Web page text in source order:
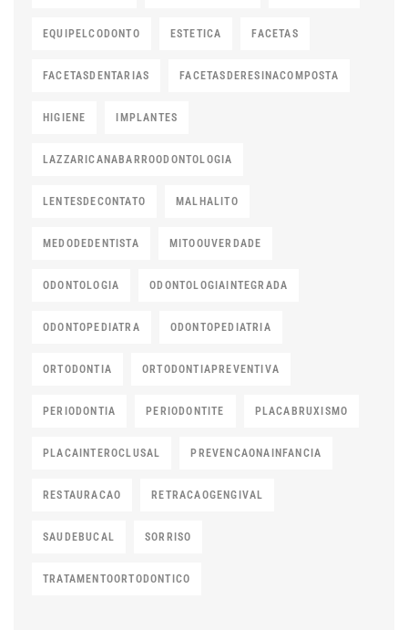
EQUIPELCODONTO ESTETICA FACETAS
FACETASDENTARIAS FACETASDERESINACOMPOSTA
HIGIENE IMPLANTES
LAZZARICANABARROODONTOLOGIA
LENTESDECONTATO MALHALITO
MEDODEDENTISTA MITOOUVERDADE
ODONTOLOGIA ODONTOLOGIAINTEGRADA
ODONTOPEDIATRA ODONTOPEDIATRIA
ORTODONTIA ORTODONTIAPREVENTIVA
PERIODONTIA PERIODONTITE PLACABRUXISMO
PLACAINTEROCLUSAL PREVENCAONAINFANCIA
RESTAURACAO RETRACAOGENGIVAL
SAUDEBUCAL SORRISO
TRATAMENTOORTODONTICO